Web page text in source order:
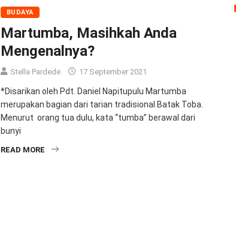
BUDAYA
Martumba, Masihkah Anda
Mengenalnya?
Stella Pardede 17 September 2021
*Disarikan oleh Pdt. Daniel Napitupulu Martumba
merupakan bagian dari tarian tradisional Batak Toba.
Menurut orang tua dulu, kata “tumba” berawal dari
bunyi
READ MORE